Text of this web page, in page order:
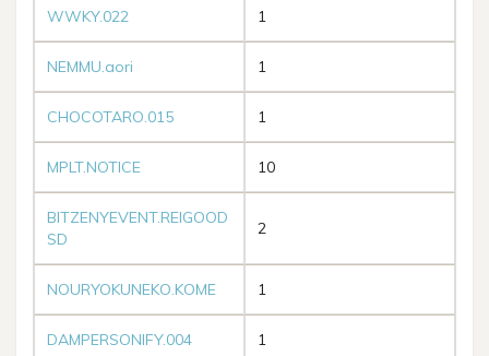
WWKY.022 1
NEMMU.aori 1
CHOCOTARO.015 1
MPLT.NOTICE 10
BITZENYEVENT.REIGOOD
SD
2
NOURYOKUNEKO.KOME 1
DAMPERSONIFY.004 1